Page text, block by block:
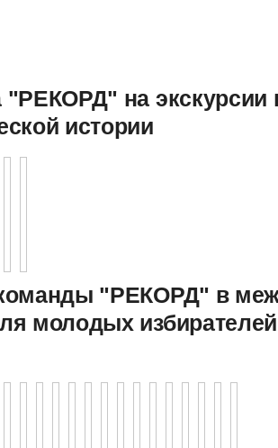
"РЕКОРД" на экскурсии
истории
"РЕКОРД" в
молодых